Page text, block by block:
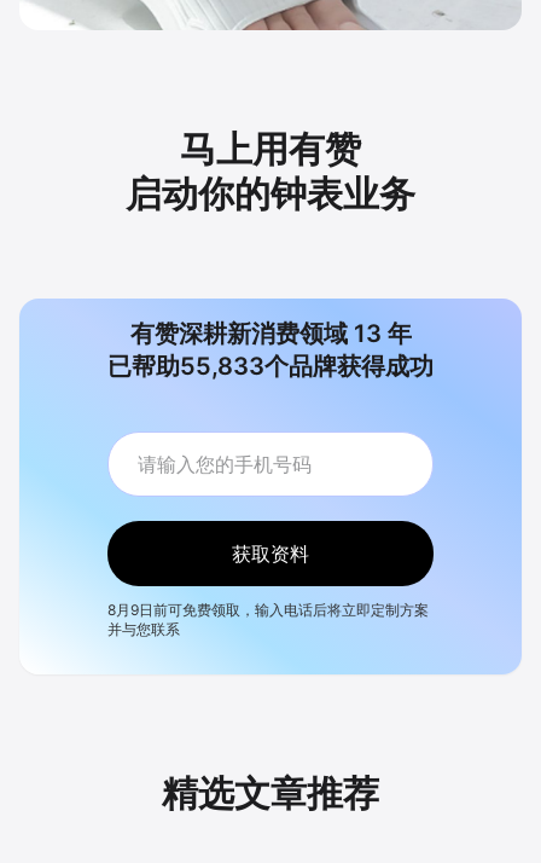
马上用有赞
启动你的钟表业务
有赞深耕新消费领域 13 年
已帮助55,833个品牌获得成功
获取资料
8月9日前可免费领取，输入电话后将立即定制方案
并与您联系
精选文章推荐